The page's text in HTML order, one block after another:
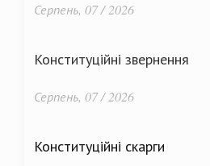
Серпень, 07 / 2026
Конституційні звернення
Серпень, 07 / 2026
Конституційні скарги